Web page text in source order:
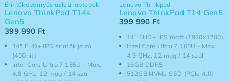
14" FHD+ IPS érintőkijelző
(400nit)
Intel Core Ultra 7 155U - Max.
4,8 GHz, 12 mag / 14 szál
Érintőképernyős üzleti laptopok
Lenovo ThinkPad T14s
Gen5
399 990 Ft
14" FHD+ IPS matt (1920x1200)
Intel Core Ultra 7 165U - Max.
4,9 GHz, 12 mag / 14 szál
16GB DDR5
512GB NVMe SSD (PCIe 4.0)
Lenovo Thinkpad
Lenovo ThinkPad T14 Gen5
399 990 Ft